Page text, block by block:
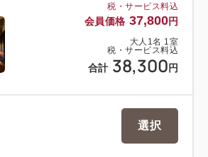
税・サービス料込
会員価格 37,800円
大人 1 名 1 室
税・サービス料込
合計 38,300 円
選択